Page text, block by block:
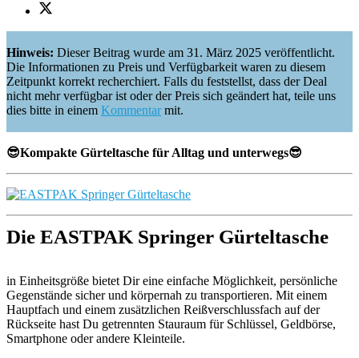
Hinweis: Dieser Beitrag wurde am 31. März 2025 veröffentlicht.
Die Informationen zu Preis und Verfügbarkeit waren zu diesem
Zeitpunkt korrekt recherchiert. Falls du feststellst, dass der Deal
nicht mehr verfügbar ist oder der Preis sich geändert hat, teile uns
dies bitte in einem Kommentarmit.
😎Kompakte Gürteltasche für Alltag und unterwegs😎
Die EASTPAK Springer Gürteltasche
in Einheitsgröße bietet Dir eine einfache Möglichkeit, persönliche
Gegenstände sicher und körpernah zu transportieren. Mit einem
Hauptfach und einem zusätzlichen Reißverschlussfach auf der
Rückseite hast Du getrennten Stauraum für Schlüssel, Geldbörse,
Smartphone oder andere Kleinteile.